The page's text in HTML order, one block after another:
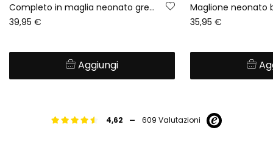
Completo in maglia neonato grezzo stampato gufi
39,95 €
Aggiungi
35,95 €
4,62 - 609 Valutazioni